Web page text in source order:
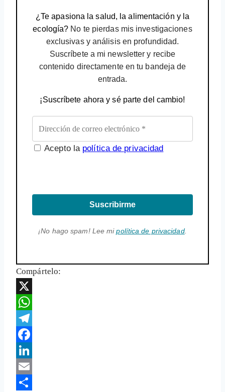
¿Te apasiona la salud, la alimentación y la
ecología? No te pierdas mis investigaciones
exclusivas y análisis en profundidad.
Suscríbete a mi newsletter y recibe
contenido directamente en tu bandeja de
entrada.
¡Suscríbete ahora y sé parte del cambio!
Acepto la política de privacidad
Suscribirme
¡No hago spam! Lee mipolítica de privacidad.
Compártelo:
X
WhatsApp
Telegram
Facebook
LinkedIn
Email